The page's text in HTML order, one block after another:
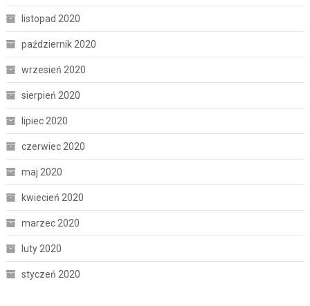
listopad 2020
październik 2020
wrzesień 2020
sierpień 2020
lipiec 2020
czerwiec 2020
maj 2020
kwiecień 2020
marzec 2020
luty 2020
styczeń 2020